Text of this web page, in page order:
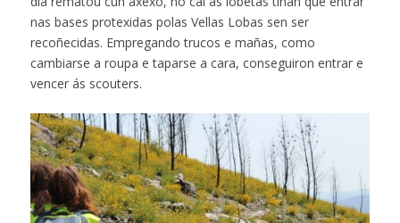
nas bases protexidas polas Vellas Lobas sen ser
recoñecidas. Empregando trucos e mañas, como
cambiarse a roupa e taparse a cara, conseguiron entrar e
vencer ás scouters.